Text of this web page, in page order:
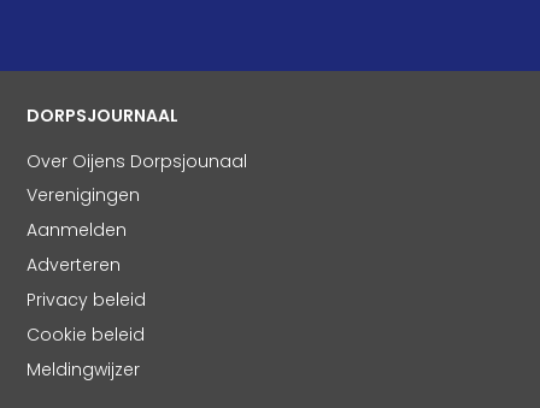
DORPSJOURNAAL
Over Oijens Dorpsjounaal
Verenigingen
Aanmelden
Adverteren
Privacy beleid
Cookie beleid
Meldingwijzer